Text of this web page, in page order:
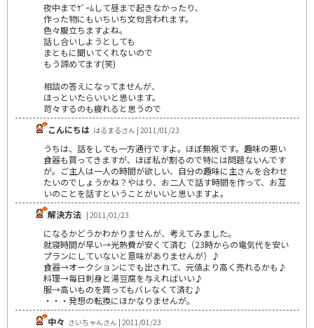
夜中までｹﾞｰﾑして昼まで起きなかったり､
作った物にもいちいち文句言われます。
色々腹立ちますよね。
話し合いしようとしても
まともに聞いてくれないので
もう諦めてます(笑)
相談の答えになってませんが、
ほっといたらいいと思います。
苛々するのも疲れると思うので
こんにちは はるまるさん | 2011/01/23
うちは、話をしても一方通行ですよ。ほぼ無視です。趣味の悪い
食器も買ってきますが、ほぼ私が割るので特には問題ないんです
が。ご主人は一人の時間が欲しい、自分の趣味に主さんを合わせ
たいのでしょうかね？やはり、お二人で話す時間を作って、お互
いのことを話すということがいいと思いますよ。
解決方法 | 2011/01/23
になるかどうかわかりませんが、考えてみました。
就寝時間が早い→光熱費が安くて済む（23時からの電気代を安い
プランにしていないと意味がありませんが）♪
食器→オークションにでも出されて、元値より高く売れるかも♪
料理→毎日刺身と湯豆腐を与えればいい♪
服→高いものを買ってもバレなくて済む♪
・・・発想の転換にほかなりませんが。
中々 さいちゃんさん | 2011/01/23